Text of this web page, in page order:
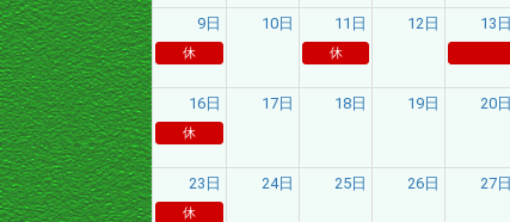
9日
休
10日 11日
休
12日 13日
16日
休
17日 18日 19日 20日
23日
休
24日 25日 26日 27日